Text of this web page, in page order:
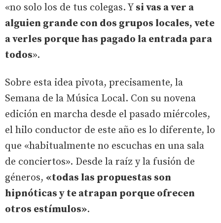
«no solo los de tus colegas. Y si vas a ver a
alguien grande con dos grupos locales, vete
a verles porque has pagado la entrada para
todos».
Sobre esta idea pivota, precisamente, la
Semana de la Música Local. Con su novena
edición en marcha desde el pasado miércoles,
el hilo conductor de este año es lo diferente, lo
que «habitualmente no escuchas en una sala
de conciertos». Desde la raíz y la fusión de
géneros, «todas las propuestas son
hipnóticas y te atrapan porque ofrecen
otros estímulos».